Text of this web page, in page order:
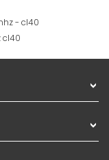
- cl40
cl40